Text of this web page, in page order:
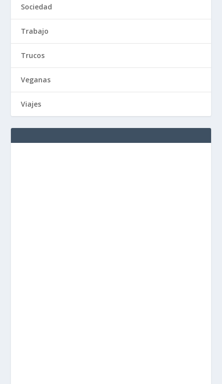
Sociedad
Trabajo
Trucos
Veganas
Viajes